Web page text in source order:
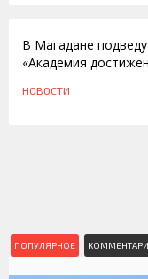
В Магадане
«Академия
НОВОСТИ
ПОПУЛЯРНОЕ